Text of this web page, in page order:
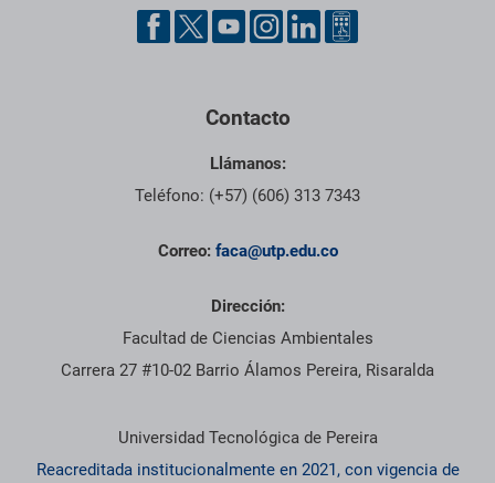
Pie de página con información de contacto, redes sociales y
Contacto
Llámanos:
Teléfono: (+57) (606) 313 7343
Correo: faca@utp.edu.co
Dirección:
Facultad de Ciencias Ambientales
Carrera 27 #10-02 Barrio Álamos Pereira, Risaralda
Información institucional
Universidad Tecnológica de Pereira
Reacreditada institucionalmente en 2021, con vigencia de